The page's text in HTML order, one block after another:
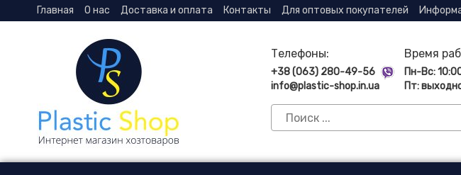
Главная О нас Доставка и оплата Контакты Для оптовых покупателей
Телефоны:
+38 (063) 280-49-56
info@plastic-shop.in.ua
Время
Пн-Вс:
Пт: